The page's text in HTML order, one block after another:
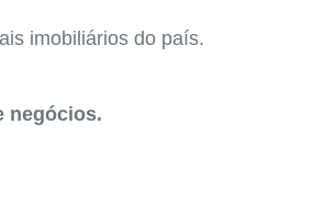
imobiliários do país.
negócios.